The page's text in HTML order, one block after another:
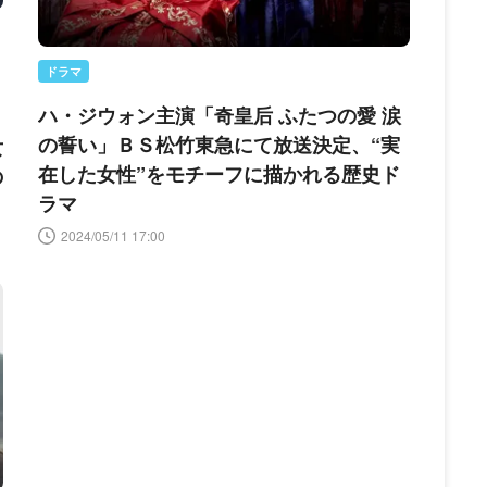
ドラマ
ハ・ジウォン主演「奇皇后 ふたつの愛 涙
の誓い」ＢＳ松竹東急にて放送決定、“実
在した女性”をモチーフに描かれる歴史ド
ラマ
2024/05/11 17:00